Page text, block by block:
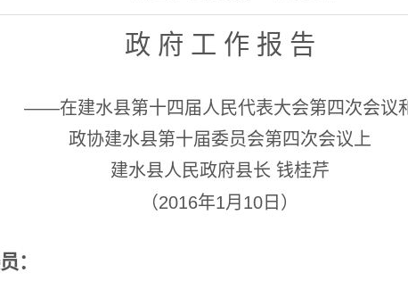
政 府 工 作 报 告
——在建水县第十四届人民代表大会第四次会议
政协建水县第十届委员会第四次会议上
建水县人民政府县长 钱桂芹
（2016年1月10日）
：